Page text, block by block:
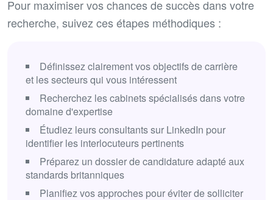
Pour maximiser vos chances de succès dans votre
recherche, suivez ces étapes méthodiques :
Définissez clairement vos objectifs de carrière
et les secteurs qui vous intéressent
Recherchez les cabinets spécialisés dans votre
domaine d'expertise
Étudiez leurs consultants sur LinkedIn pour
identifier les interlocuteurs pertinents
Préparez un dossier de candidature adapté aux
standards britanniques
Planifiez vos approches pour éviter de solliciter